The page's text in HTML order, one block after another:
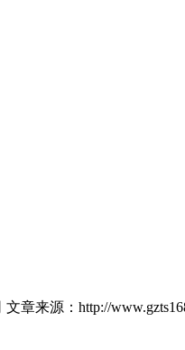
文章来源：http://